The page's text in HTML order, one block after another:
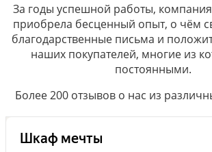
За годы успешной работы,
приобрела бесценный опыт, о чём
благодарственные письма и
наших покупателей, многие из
постоянными.
Более 200 отзывов о нас из